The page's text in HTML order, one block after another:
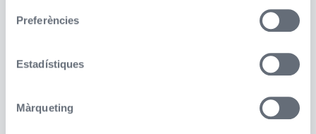
Preferències
Estadístiques
Màrqueting
Telèfon
de les meves dades personals, d’acord amb la
d’assegurances, S.A. és el responsable del
tractament de les dades personals facilitades,